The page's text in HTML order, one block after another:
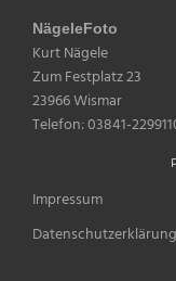
NägeleFoto
Kurt Nägele
Zum Festplatz 23
23966 Wismar
Telefon: 03841-
Impressum
Datenschutzerklärung